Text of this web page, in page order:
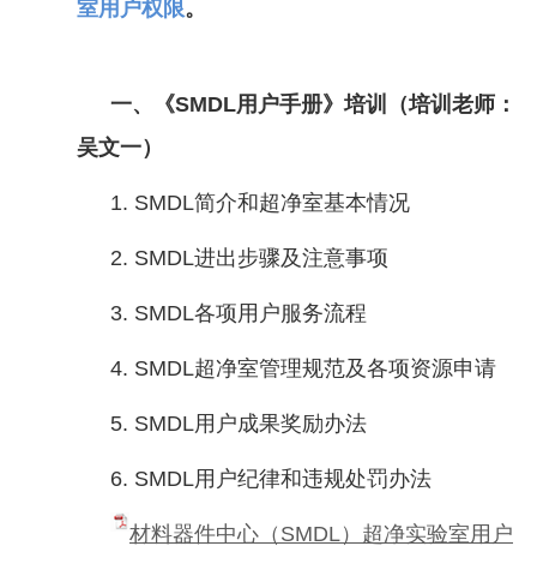
室用户权限。
一、《SMDL用户手册》培训（培训老师：
吴文一）
1. SMDL简介和超净室基本情况
2. SMDL进出步骤及注意事项
3. SMDL各项用户服务流程
4. SMDL超净室管理规范及各项资源申请
5. SMDL用户成果奖励办法
6. SMDL用户纪律和违规处罚办法
材料器件中心（SMDL）超净实验室用户